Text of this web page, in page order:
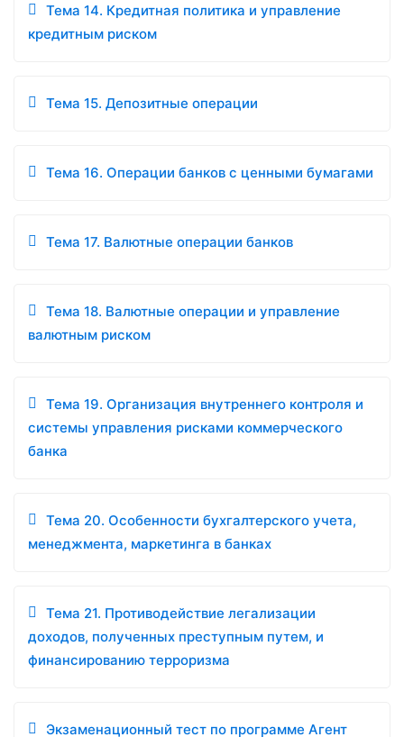
Тема 14. Кредитная политика и управление
кредитным риском
Тема 15. Депозитные операции
Тема 16. Операции банков с ценными бумагами
Тема 17. Валютные операции банков
Тема 18. Валютные операции и управление
валютным риском
Тема 19. Организация внутреннего контроля и
системы управления рисками коммерческого
банка
Тема 20. Особенности бухгалтерского учета,
менеджмента, маркетинга в банках
Тема 21. Противодействие легализации
доходов, полученных преступным путем, и
финансированию терроризма
Экзаменационный тест по программе Агент